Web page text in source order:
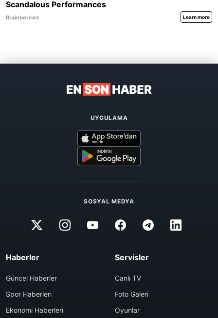
UYGULAMA
SOSYAL MEDYA
Haberler
Güncel Haberler
Spor Haberleri
Ekonomi Haberleri
Servisler
Canlı TV
Foto Galeri
Oyunlar